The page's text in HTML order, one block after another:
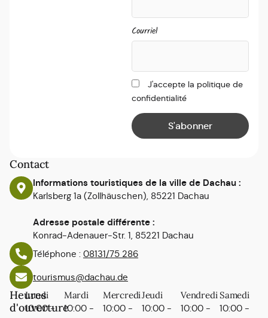
Contact
Informations touristiques de la ville de Dachau :
Karlsberg 1a (Zollhäuschen), 85221 Dachau
Adresse postale différente :
Konrad-Adenauer-Str. 1, 85221 Dachau
Téléphone : 08131/75 286
tourismus@dachau.de
Heures
d'ouverture
Lundi
10:00 -
Mardi
10:00 -
Mercredi
10:00 -
Jeudi
10:00 -
Vendredi
10:00 -
Samedi
10:00 -
Courriel
J'accepte la politique de
confidentialité